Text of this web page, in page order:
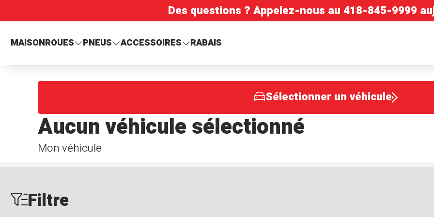
Des questions ? Appelez-nous au 418-845-9999
MAISONROUES PNEUS ACCESSOIRES RABAIS
Sélectionner un véhicule
Mon véhicule
Aucun véhicule sélectionné
Filtre